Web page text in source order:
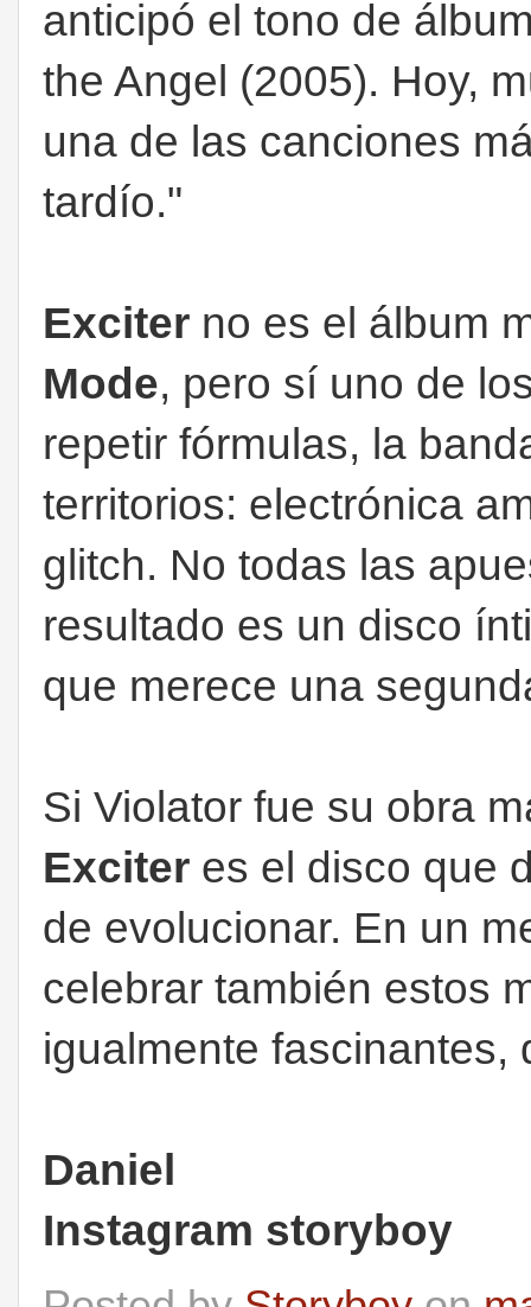
anticipó el tono de
the Angel (2005). Hoy,
una de las canciones
tardío."
Exciter no es el álbum
Mode, pero sí uno de
repetir fórmulas, la
territorios: electrónica
glitch. No todas las
resultado es un disco
que merece una
Si Violator fue su obra
Exciter es el disco que
de evolucionar. En un
celebrar también estos
igualmente
Daniel
Instagram storyboy